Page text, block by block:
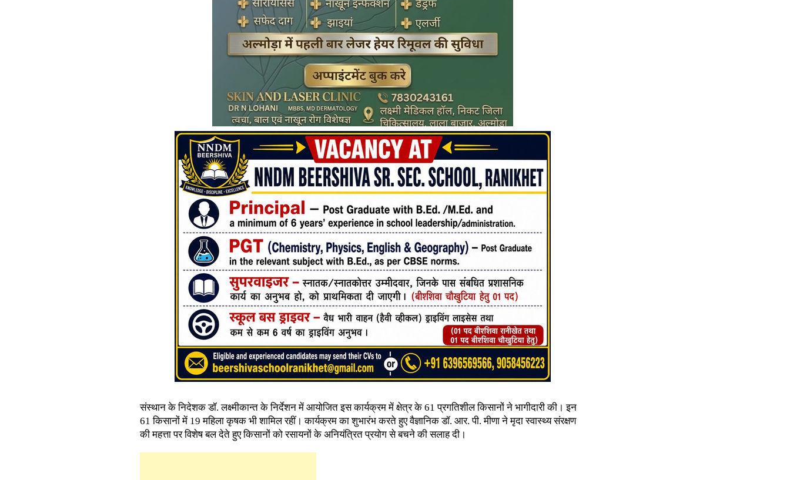
संस्थान के निदेशक डॉ. लक्ष्मीकान्त के निर्देशन में आयोजित इस कार्यक्रम में क्षेत्र के 61 प्रगतिशील किसानों ने भागीदारी की। इन
61 किसानों में 19 महिला कृषक भी शामिल रहीं। कार्यक्रम का शुभारंभ करते हुए वैज्ञानिक डॉ. आर. पी. मीणा ने मृदा स्वास्थ्य संरक्षण
की महत्ता पर विशेष बल देते हुए किसानों को रसायनों के अनियंत्रित प्रयोग से बचने की सलाह दी।